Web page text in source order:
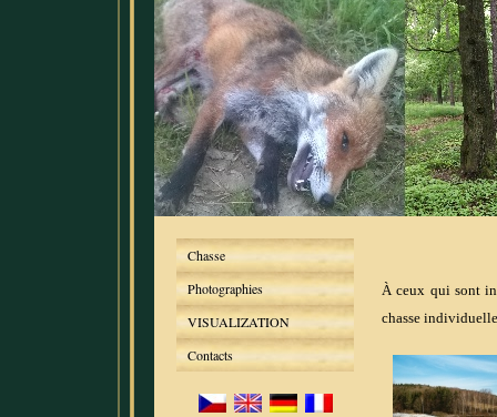
Chasse
Photographies
VISUALIZATION
Contacts
À ceux qui sont
chasse